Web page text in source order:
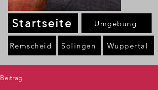
Startseite
Remscheid Solingen Wuppertal
Umgebung
Beitrag